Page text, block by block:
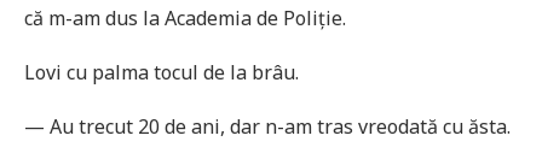
că m-am dus la Academia de Poliție.
Lovi cu palma tocul de la brâu.
— Au trecut 20 de ani, dar n-am tras vreodată cu ăsta.